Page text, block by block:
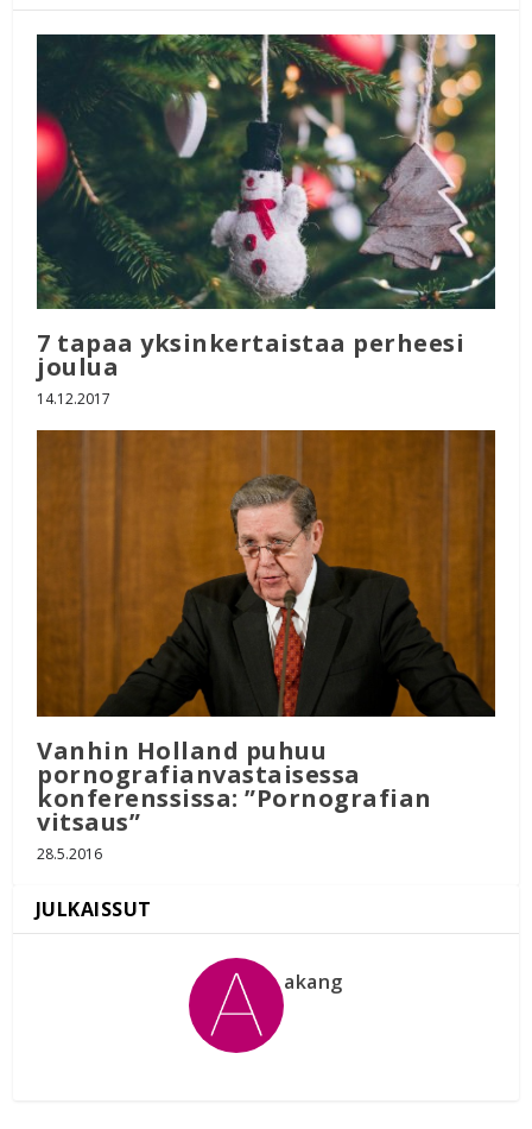
7 tapaa yksinkertaistaa perheesi
joulua
14.12.2017
Vanhin Holland puhuu
pornografianvastaisessa
konferenssissa: ”Pornografian
vitsaus”
28.5.2016
akang